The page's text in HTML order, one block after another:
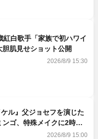
紅白歌手「家族で初ハワイ
肌見せショット公開
2026/8/9 15:30
ル』父ジョセフを演じた
ゴ、特殊メイクに2時間
2026/8/9 15:00